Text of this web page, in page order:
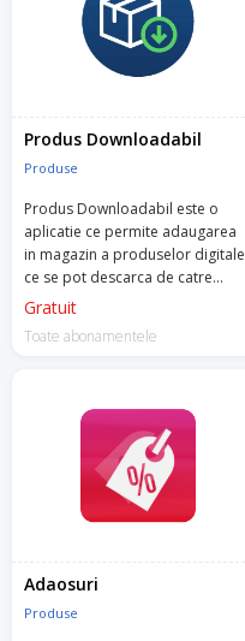
Produs Downloadabil
Produse
Produs Downloadabil este o
aplicatie ce permite adaugarea
in magazin a produselor digitale
ce se pot descarca de catre
clienti, din contul lor, dupa ce
Gratuit
Toate abonamentele
Adaosuri
Produse